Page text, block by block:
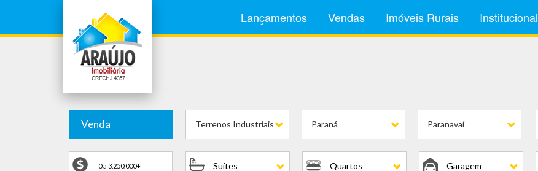
Lançamentos Vendas Imóveis Rurais Institucional
Venda Terrenos Industriais Paraná Paranavaí
Suítes Quartos Garagem